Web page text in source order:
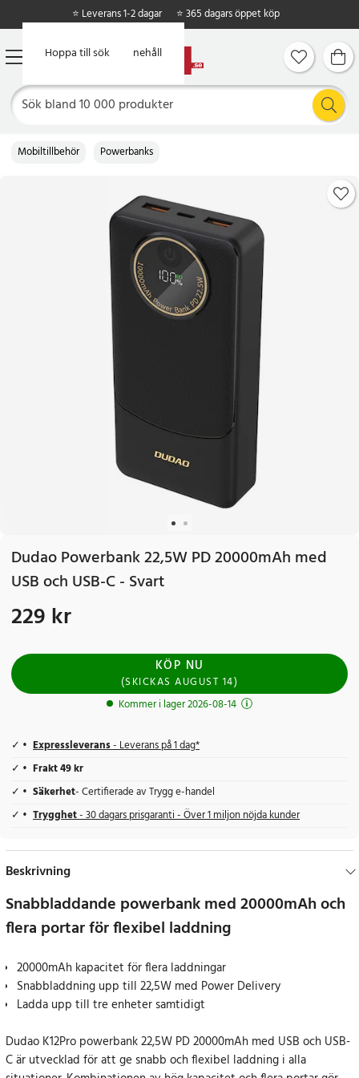
Hoppa till huvudinnehåll
Hoppa till sök
⭐ Leverans 1-2 dagar ⭐ 365 dagars öppet köp
Mobiltillbehör Powerbanks
Dudao Powerbank 22,5W PD 20000mAh med
USB och USB-C - Svart
Pris:229 kr
229 kr
KÖP NU
(SKICKASAUGUST 14)
Kommer i lager 2026-08-14
Expressleverans- Leverans på 1 dag*
Frakt 49 kr
Säkerhet- Certifierade av Trygg e-handel
Trygghet- 30 dagars prisgaranti - Över 1 miljon nöjda kunder
Beskrivning
Snabbladdande powerbank med 20000mAh och
flera portar för flexibel laddning
20000mAh kapacitet för flera laddningar
Snabbladdning upp till 22,5W med Power Delivery
Ladda upp till tre enheter samtidigt
Dudao K12Pro powerbank 22,5W PD 20000mAh med USB och USB-
C är utvecklad för att ge snabb och flexibel laddning i alla